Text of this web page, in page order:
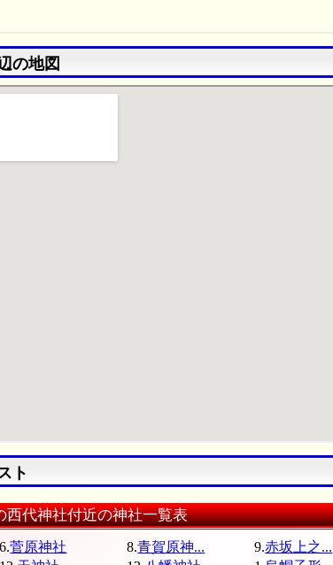
の地図
ト
西代神社付近の神社一覧表
6.菅原神社 8.青賀原神... 9.赤坂上之...